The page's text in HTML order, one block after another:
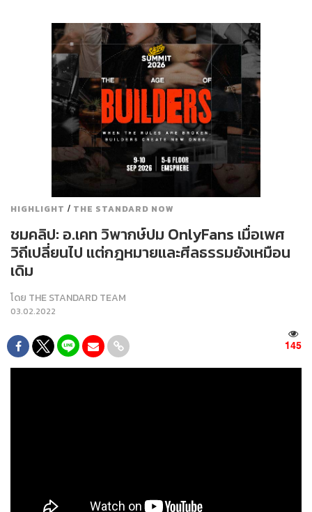
HIGHLIGHT / THE STANDARD NOW
ชมคลิป: อ.เคท วิพากษ์ปม OnlyFans เมื่อเพศ
วิถีเปลี่ยนไป แต่กฎหมายและศีลธรรมยังเหมือน
เดิม
โดย THE STANDARD TEAM
03.02.2022
145